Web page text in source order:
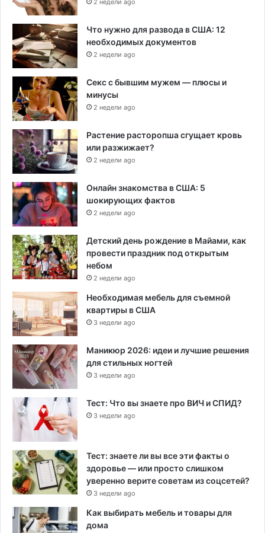
2 недели ago
Что нужно для развода в США: 12
необходимых документов
2 недели ago
Секс с бывшим мужем — плюсы и
минусы
2 недели ago
Растение расторопша сгущает кровь
или разжижает?
2 недели ago
Онлайн знакомства в США: 5
шокирующих фактов
2 недели ago
Детский день рождение в Майами, как
провести праздник под открытым
небом
2 недели ago
Необходимая мебель для съемной
квартиры в США
3 недели ago
Маникюр 2026: идеи и лучшие решения
для стильных ногтей
3 недели ago
Тест: Что вы знаете про ВИЧ и СПИД?
3 недели ago
Тест: знаете ли вы все эти факты о
здоровье — или просто слишком
уверенно верите советам из соцсетей?
3 недели ago
Как выбирать мебель и товары для
дома